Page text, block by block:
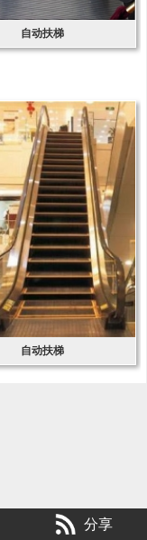
自动扶梯
自动扶梯
分享